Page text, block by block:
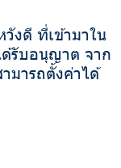
ดี ที่เข้ามาใน
ด้รับอนุญาต จาก
มารถตั้งค่าได้